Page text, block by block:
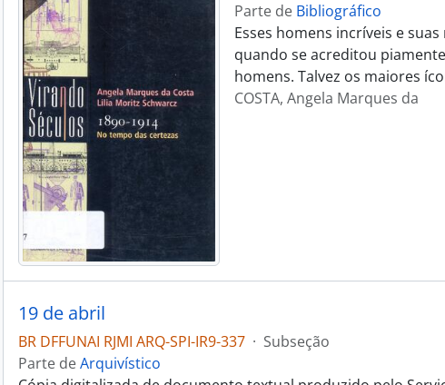
Parte de Bibliográfico
Esses homens incríveis e
quando se acreditou
homens. Talvez os maiores
COSTA, Angela Marques da
19 de abril
BR DFFUNAI RJMI ARQ-SPI-IR9-337 · Subseção
Parte deArquivístico